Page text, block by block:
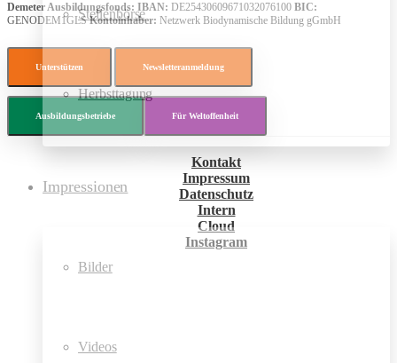
Stellenbörse
Herbsttagung
Impressionen
Bilder
Videos
Demeter Ausbildungsfonds: IBAN: DE25430609671032076100 BIC:
GENODEM1GLSKontoinhaber: Netzwerk Biodynamische Bildung gGmbH
Unterstützen Newsletteranmeldung
Ausbildungsbetriebe Für Weltoffenheit
Kontakt
Impressum
Datenschutz
Intern
Cloud
Instagram